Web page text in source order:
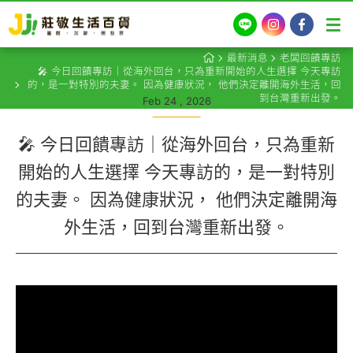
LINE InstagramFacebook
最新消息
老闆回饋專訪
🎤 今日回饋專訪｜從海外回台，只為重新開始的人生選擇 今天專訪
的，是一對特別的夫妻。 因為健康狀況， 他們決定離開海外生活，回
到台灣重新出發。
Feb 24 , 2026
🎤 今日回饋專訪｜從海外回台，只為重新
開始的人生選擇 今天專訪的，是一對特別
的夫妻。 因為健康狀況， 他們決定離開海
外生活，回到台灣重新出發。